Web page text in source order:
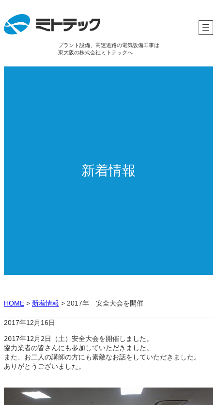
プラント設備、高速道路の電気設備工事は
東大阪の株式会社ミトテックへ
新着情報
HOME > 新着情報 > 2017年 安全大会を開催
2017年12月16日
2017年12月2日（土）安全大会を開催しました。
協力業者の皆さんにも参加していただきました。
また、お二人の講師の方にも素敵なお話をしていただきました。
ありがとうございました。